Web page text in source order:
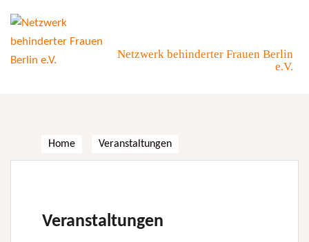
content
Netzwerk behinderter Frauen Berlin
e.V.
Home Veranstaltungen
Veranstaltungen